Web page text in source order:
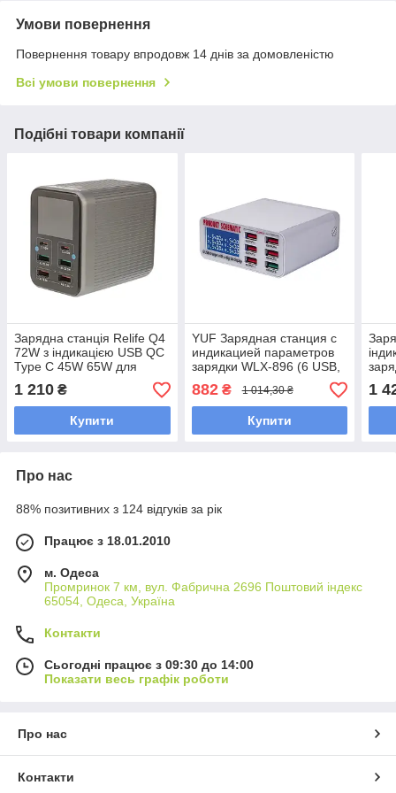
Умови повернення
Повернення товару впродовж 14 днів за домовленістю
Всі умови повернення
Подібні товари компанії
Зарядна станція Relife Q4
72W з індикацією USB QC
Type C 45W 65W для
швидкого заряджання
1 210 ₴
Купити
YUF Зарядная станция с
индикацией параметров
зарядки WLX-896 (6 USB,
Fast Charge 3.0, 40W)
882₴ 1 014,30 ₴
Купити
W
3A/
1
Про нас
88% позитивних з 124 відгуків за рік
Працює з 18.01.2010
м. Одеса
Промринок 7 км, вул. Фабрична 2696 Поштовий індекс
65054, Одеса, Україна
Контакти
Сьогодні працює з 09:30 до 14:00
Показати весь графік роботи
Про нас
Контакти